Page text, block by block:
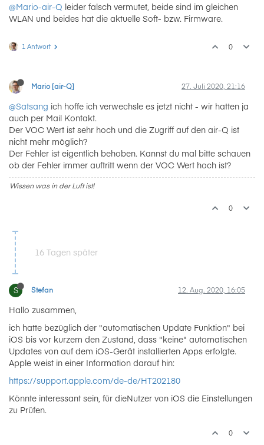
@Mario-air-Q leider falsch vermutet, beide sind im gleichen
WLAN und beides hat die aktuelle Soft- bzw. Firmware.
1 Antwort 0
Mario [air-Q] 27. Juli 2020, 21:16
@Satsang ich hoffe ich verwechsle es jetzt nicht - wir hatten ja
auch per Mail Kontakt.
Der VOC Wert ist sehr hoch und die Zugriff auf den air-Q ist
nicht mehr möglich?
Der Fehler ist eigentlich behoben. Kannst du mal bitte schauen
ob der Fehler immer auftritt wenn der VOC Wert hoch ist?
Wissen was in der Luft ist!
0
16 Tagen später
S Stefan 12. Aug. 2020, 16:05
Hallo zusammen,
ich hatte bezüglich der "automatischen Update Funktion" bei
iOS bis vor kurzem den Zustand, dass "keine" automatischen
Updates von auf dem iOS-Gerät installierten Apps erfolgte.
Apple weist in einer Information darauf hin:
https://support.apple.com/de-de/HT202180
Könnte interessant sein, für dieNutzer von iOS die Einstellungen
zu Prüfen.
0